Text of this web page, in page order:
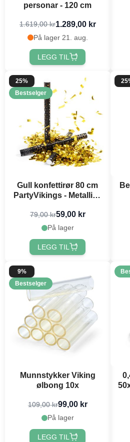
personar - 120 cm
1.619,00 kr1.289,00 kr
På lager 21. aug.
LEGG TIL
25%
Bestselger
Gull konfettirør 80 cm
PartyVikings - Metallisk
79,00 kr59,00 kr
På lager
LEGG TIL
9%
Bestselger
Munnstykker Viking
ølbong 10x
109,00 kr99,00 kr
På lager
LEGG TIL